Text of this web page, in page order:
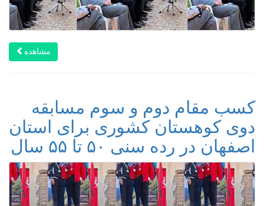
مشاهده
کسب مقام دوم و سوم مسابقه
دوی کوهستان کشوری برای استان
اصفهان در رده سنی ۵۰ تا ۵۵ سال